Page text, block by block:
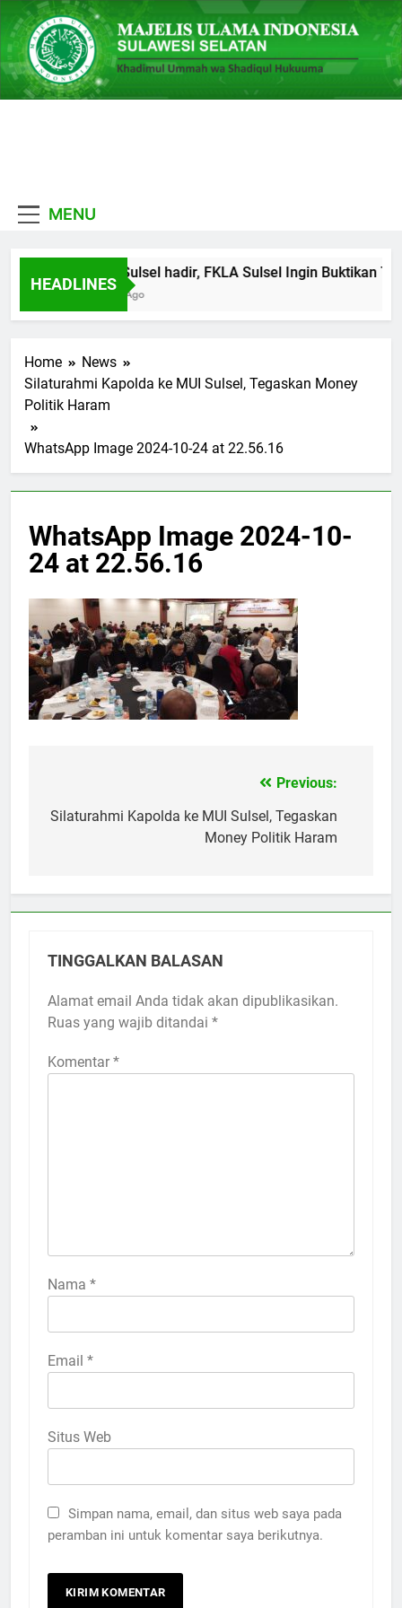
Skip
to
content
MENU
HEADLINES
MUI Sulsel hadir, FKLA Sulsel Ingin Buktikan
6 Hari Ago
Home
News
Silaturahmi Kapolda ke MUI Sulsel, Tegaskan Money
Politik Haram
WhatsApp Image 2024-10-24 at 22.56.16
WhatsApp Image 2024-10-
24 at 22.56.16
pos
Previous:
Silaturahmi Kapolda ke MUI Sulsel, Tegaskan
Money Politik Haram
TINGGALKAN BALASAN
Alamat email Anda tidak akan dipublikasikan.
Ruas yang wajib ditandai *
Komentar *
Nama *
Email *
Situs Web
Simpan nama, email, dan situs web saya pada
peramban ini untuk komentar saya berikutnya.